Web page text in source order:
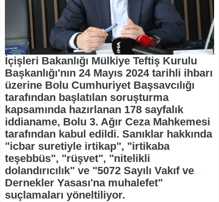
İçişleri Bakanlığı Mülkiye Teftiş Kurulu
Başkanlığı'nın 24 Mayıs 2024 tarihli ihbarı
üzerine Bolu Cumhuriyet Başsavcılığı
tarafından başlatılan soruşturma
kapsamında hazırlanan 178 sayfalık
iddianame, Bolu 3. Ağır Ceza Mahkemesi
tarafından kabul edildi. Sanıklar hakkında
"icbar suretiyle irtikap", "irtikaba
teşebbüs", "rüşvet", "nitelikli
dolandırıcılık" ve "5072 Sayılı Vakıf ve
Dernekler Yasası'na muhalefet"
suçlamaları yöneltiliyor.